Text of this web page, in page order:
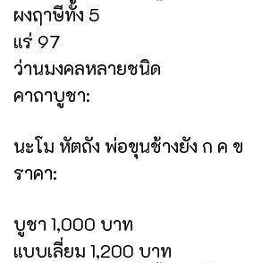
ผงฤาษีทั้ง 5
แร่ 97
ว่านมงคลหลายชนิด
คาถาบูชา:
นะโม หัตถัง พ่อขุนช้างยัง ก ค ข
ราคา:
บูชา 1,000 บาท
แบบเลี่ยม 1,200 บาท